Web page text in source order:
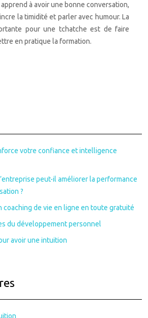
à avoir une bonne conversation,
la timidité et parler avec humour. La
pour une tchatche est de faire
en pratique la formation.
votre confiance et intelligence
peut-il améliorer la performance
?
coaching de vie en ligne en toute gratuité
du développement personnel
avoir une intuition